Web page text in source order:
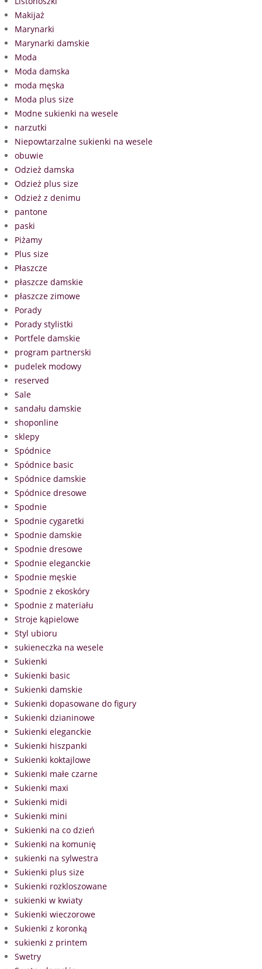
Makijaż
Marynarki
Marynarki damskie
Moda
Moda damska
moda męska
Moda plus size
Modne sukienki na wesele
narzutki
Niepowtarzalne sukienki na wesele
obuwie
Odzież damska
Odzież plus size
Odzież z denimu
pantone
paski
Piżamy
Plus size
Płaszcze
płaszcze damskie
płaszcze zimowe
Porady
Porady stylistki
Portfele damskie
program partnerski
pudelek modowy
reserved
Sale
sandału damskie
shoponline
sklepy
Spódnice
Spódnice basic
Spódnice damskie
Spódnice dresowe
Spodnie
Spodnie cygaretki
Spodnie damskie
Spodnie dresowe
Spodnie eleganckie
Spodnie męskie
Spodnie z ekoskóry
Spodnie z materiału
Stroje kąpielowe
Styl ubioru
sukieneczka na wesele
Sukienki
Sukienki basic
Sukienki damskie
Sukienki dopasowane do figury
Sukienki dzianinowe
Sukienki eleganckie
Sukienki hiszpanki
Sukienki koktajlowe
Sukienki małe czarne
Sukienki maxi
Sukienki midi
Sukienki mini
Sukienki na co dzień
Sukienki na komunię
sukienki na sylwestra
Sukienki plus size
Sukienki rozkloszowane
sukienki w kwiaty
Sukienki wieczorowe
Sukienki z koronką
sukienki z printem
Swetry